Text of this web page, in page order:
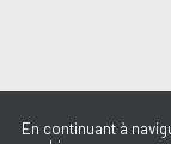
En continuant à